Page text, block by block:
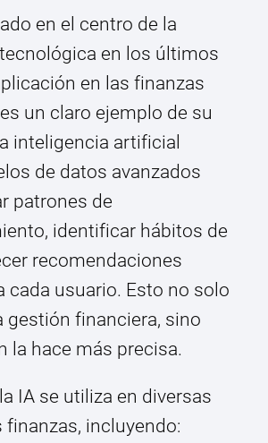
en el centro de la
en los últimos
en las finanzas
un claro ejemplo de su
inteligencia artificial
de datos avanzados
patrones de
identificar hábitos de
recomendaciones
cada usuario. Esto no solo
gestión financiera, sino
la hace más precisa.
IA se utiliza en diversas
finanzas, incluyendo: